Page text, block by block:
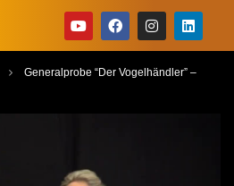
Generalprobe “Der Vogelhändler” –